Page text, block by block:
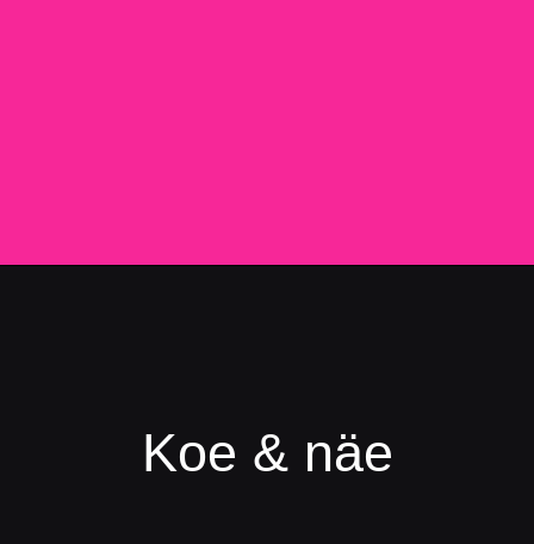
Koe & näe